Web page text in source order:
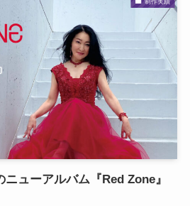
ューアルバム『Red Zone』